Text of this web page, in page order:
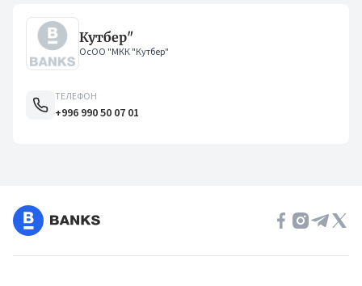
Кутбер"
ОсОО "МКК "Кутбер"
ТЕЛЕФОН
+996 990 50 07 01